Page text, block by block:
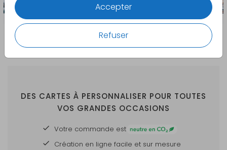
Accepter
Refuser
DES CARTES À PERSONNALISER POUR TOUTES
VOS GRANDES OCCASIONS
Votre commande est
Création en ligne facile et sur mesure